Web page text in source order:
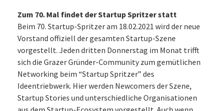
Zum 70. Mal findet der Startup Spritzer statt
Beim 70. Startup-Spritzer am 18.02.2021 wird der neue
Vorstand offiziell der gesamten Startup-Szene
vorgestellt. Jeden dritten Donnerstag im Monat trifft
sich die Grazer Gründer-Community zum gemütlichen
Networking beim “Startup Spritzer” des
Ideentriebwerk. Hier werden Newcomers der Szene,
Startup Stories und unterschiedliche Organisationen